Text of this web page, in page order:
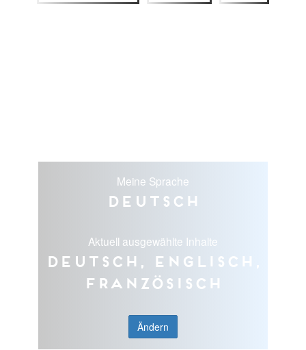
Meine Sprache
Deutsch
Aktuell ausgewählte Inhalte
Deutsch, Englisch,
Französisch
Ändern